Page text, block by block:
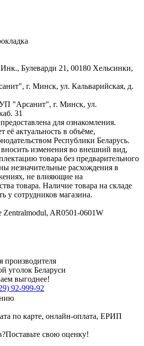
Булеварди 21, 00180 Хельсинки,
г. Минск, ул. Кальварийская, д.
"Арсанит", г. Минск, ул.
31
для ознакомления.
её актуальность в объёме,
Республики Беларусь.
изменения во внешний вид,
товара без предварительного
незначительные расхождения в
не влияющие на
товара. Наличие товара на складе
у сотрудников магазина.
Zentralmodul, AR0501-0601W
производителя
уголок Беларуси
выгоднее!
92-999-92
по карте, онлайн-оплата, ЕРИП
Поставьте свою оценку!